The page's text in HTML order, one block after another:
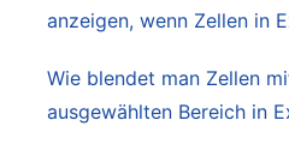
anzeigen, wenn Zellen in
Wie blendet man Zellen
ausgewählten Bereich in